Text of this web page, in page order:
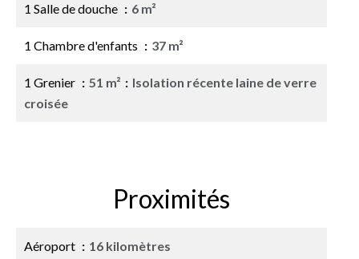
1 Salle de douche 6 m²
1 Chambre d'enfants 37 m²
1 Grenier 51 m²
Isolation récente laine de verre
croisée
Proximités
Aéroport 16 kilomètres